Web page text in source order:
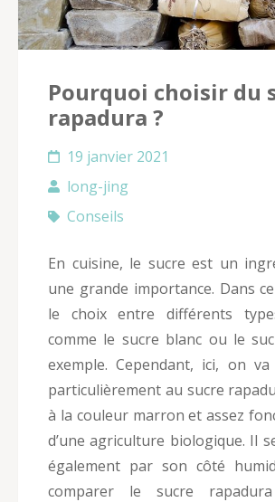
Pourquoi choisir du
rapadura ?
19 janvier 2021
long-jing
Conseils
En cuisine, le sucre est un
une grande importance. Dans
le choix entre différents
comme le sucre blanc ou le
exemple. Cependant, ici, on va
particulièrement au sucre
à la couleur marron et assez
d’une agriculture biologique. Il
également par son côté
comparer le sucre